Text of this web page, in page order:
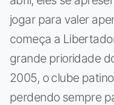
jogar para valer
começa a
grande prioridade
2005, o clube
perdendo sempre